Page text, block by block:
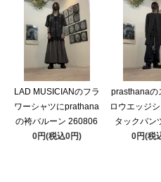
LAD MUSICIANのフラ
ワーシャツにprathana
の袴バルーン 260806
0円(税込0円)
prasthanaの
ロウエッジ
タックパン
0円(税